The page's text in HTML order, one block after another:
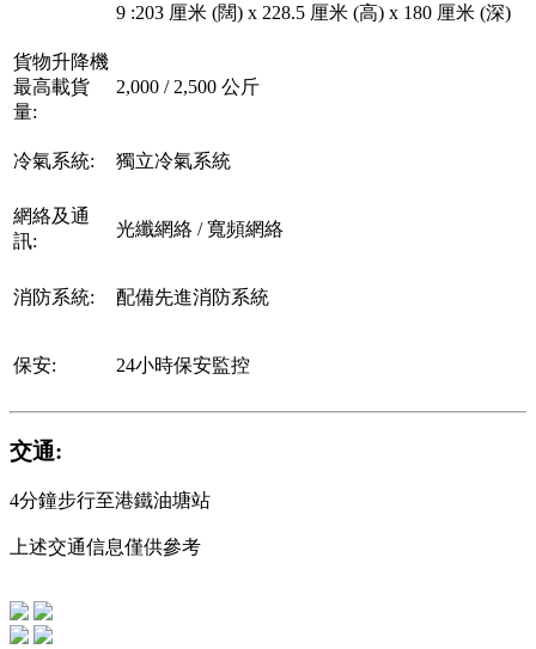
9 :203 厘米 (闊) x 228.5 厘米 (高) x 180 厘米 (深)
貨物升降機
最高載貨
量:
2,000 / 2,500 公斤
冷氣系統: 獨立冷氣系統
網絡及通
訊:
光纖網絡 / 寬頻網絡
消防系統: 配備先進消防系統
保安: 24小時保安監控
交通:
4分鐘步行至港鐵油塘站
上述交通信息僅供參考